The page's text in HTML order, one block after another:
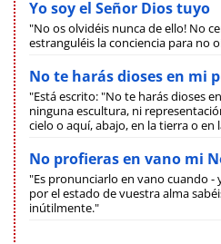
Yo soy el Señor Dios tuyo
"No os olvidéis nunca de ello! No
estranguléis la conciencia para no
No te harás dioses en mi
"Está escrito: "No te harás dioses
ninguna escultura, ni
cielo o aquí, abajo, en la tierra o en
No profieras en vano mi
"Es pronunciarlo en vano cuando -
por el estado de vuestra alma
inútilmente."